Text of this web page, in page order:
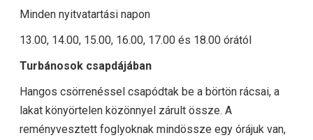
Minden nyitvatartási napon
13.00, 14.00, 15.00, 16.00, 17.00 és 18.00 órától
Turbánosok csapdájában
Hangos csörrenéssel csapódtak be a börtön rácsai, a
lakat könyörtelen közönnyel zárult össze. A
reményvesztett foglyoknak mindössze egy órájuk van,